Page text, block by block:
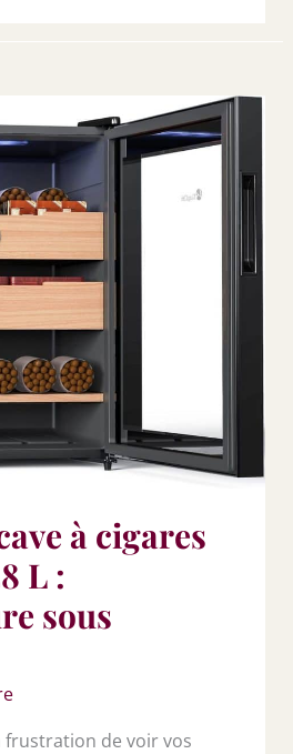
à cigares
L :
sous
frustration de voir vos